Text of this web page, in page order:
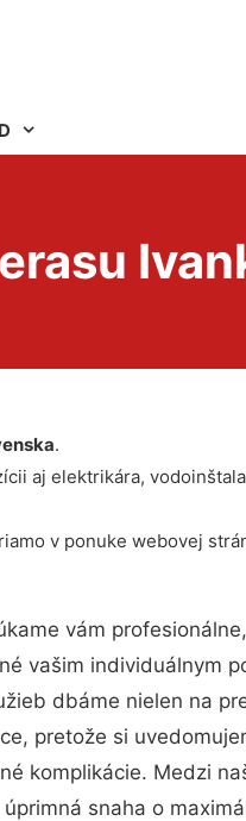
.
aj elektrikára,
v ponuke webovej
vám
vašim individuálnym
dbáme nielen na
pretože si
komplikácie. Medzi
snaha o